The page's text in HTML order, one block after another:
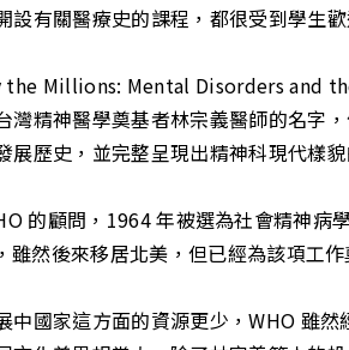
有關醫療史的課程，都很受到學生歡
the Millions: Mental Disorders and
灣精神醫學奠基者林宗義醫師的名字
歷史，並完整呈現出精神科現代樣
的顧問，1964 年被選為社會精神
然後來移居北美，但已經為該項工作
國家這方面的資源更少，WHO 雖